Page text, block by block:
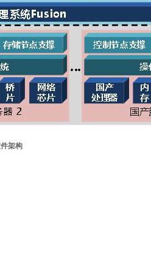
架构